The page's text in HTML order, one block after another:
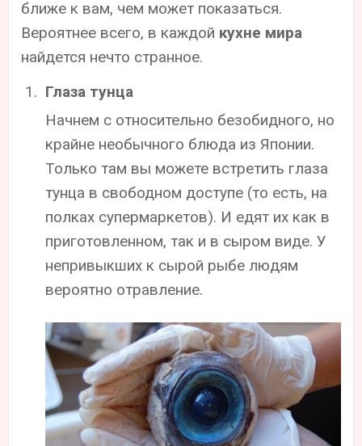
ближе к вам, чем может показаться.
Вероятнее всего, в каждой кухне мира
найдется нечто странное.
Глаза тунца
Начнем с относительно безобидного, но
крайне необычного блюда из Японии.
Только там вы можете встретить глаза
тунца в свободном доступе (то есть, на
полках супермаркетов). И едят их как в
приготовленном, так и в сыром виде. У
непривыкших к сырой рыбе людям
вероятно отравление.